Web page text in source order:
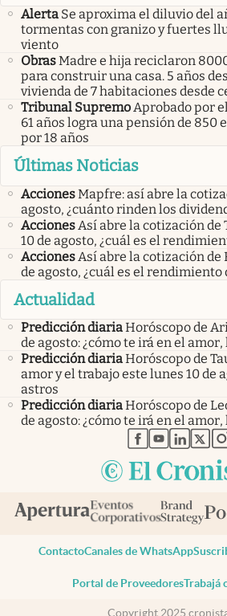
Alerta Se aproxima el diluvio del
tormentas con granizo y fuertes
viento
ObrasMadre e hija reciclaron
para construir una casa. 5 años
vivienda de 7 habitaciones desde
Tribunal SupremoAprobado por
61 años logra una pensión de 850
por 18 años
Últimas Noticias
AccionesMapfre: así abre la
agosto, ¿cuánto rinden los
Acciones Así abre la cotización de
10 de agosto, ¿cuál es el
Acciones Así abre la cotización de
de agosto, ¿cuál es el rendimiento
Actualidad
Predicción diariaHoróscopo de
de agosto: ¿cómo te irá en el
Predicción diariaHoróscopo de
amor y el trabajo este lunes 10 de
astros
Predicción diariaHoróscopo de
de agosto: ¿cómo te irá en el
abre en nueva
abre en
abre
ContactoCanales de WhatsApp
Portal de ProveedoresTrabajá
Copyright 2025